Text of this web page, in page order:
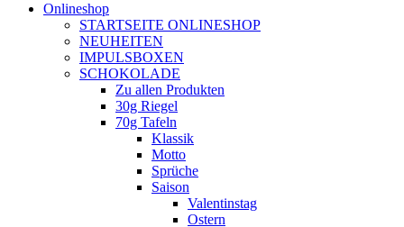
Onlineshop
STARTSEITE ONLINESHOP
NEUHEITEN
IMPULSBOXEN
SCHOKOLADE
Zu allen Produkten
30g Riegel
70g Tafeln
Klassik
Motto
Sprüche
Saison
Valentinstag
Ostern